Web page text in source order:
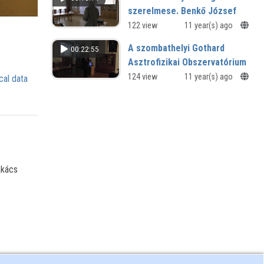
data
szerelmese. Benkő József
emlékezete, halálának 200.
X. Regionális Természettudományi
Konferencia
122 view 11 year(s) ago
00:22:55
A szombathelyi Gothard
Asztrofizikai Obszervatórium
szerepe a csillagászati
124 view 11 year(s) ago